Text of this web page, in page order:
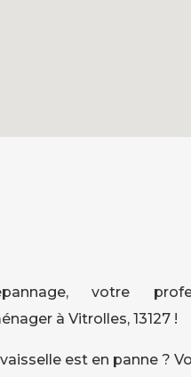
votre
à Vitrolles, 13127 !
est en panne ?